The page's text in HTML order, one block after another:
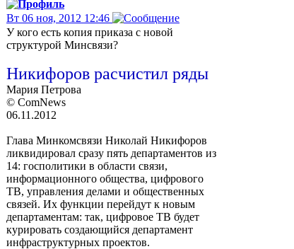
Вт 06 ноя, 2012 12:46
У кого есть копия приказа с новой
структурой Минсвязи?
Никифоров расчистил ряды
Мария Петрова
© ComNews
06.11.2012
Глава Минкомсвязи Николай Никифоров
ликвидировал сразу пять департаментов из
14: госполитики в области связи,
информационного общества, цифрового
ТВ, управления делами и общественных
связей. Их функции перейдут к новым
департаментам: так, цифровое ТВ будет
курировать создающийся департамент
инфраструктурных проектов.